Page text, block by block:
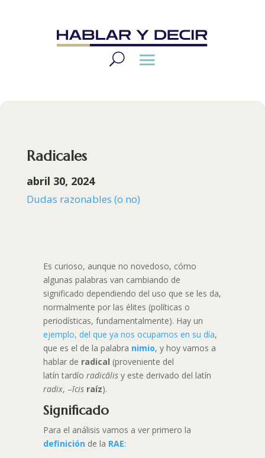
Radicales
abril 30, 2024
Dudas razonables (o no)
Es curioso, aunque no novedoso, cómo
algunas palabras van cambiando de
significado dependiendo del uso que se les da,
normalmente por las élites (políticas o
periodísticas, fundamentalmente). Hay un
ejemplo, del que ya nos ocupamos en su día,
que es el de la palabra nimio, y hoy vamos a
hablar de radical (proveniente del
latín tardío radicālis y este derivado del latín
radix, –īcis raíz).
Significado
Para el análisis vamos a ver primero la
definición de la RAE: